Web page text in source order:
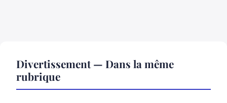
Divertissement — Dans la même
rubrique